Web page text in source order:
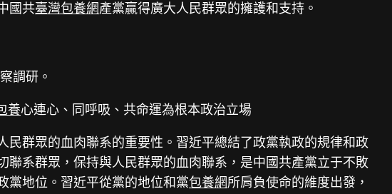
國共臺灣包養網產黨贏得廣大人民群眾的擁護和支持。
調研。
養心連心、同呼吸、共命運為根本政治立場
群眾的血肉聯系的重要性。習近平總結了政黨執政的規律和政
系群眾，保持與人民群眾的血肉聯系，是中國共產黨立于不敗
黨地位。習近平從黨的地位和黨包養網所肩負使命的維度出發，